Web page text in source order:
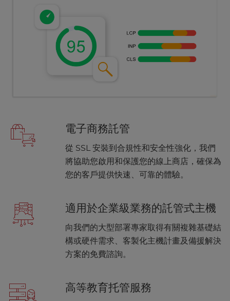
電子商務託管
從 SSL 安裝到合規性和安全性強化，我們
將協助您啟用和保護您的線上商店，確保為
您的客戶提供快速、可靠的體驗。
適用於企業級業務的託管式主機
向我們的大型部署專家取得有關複雜基礎結
構或硬件需求、客製化主機計畫及備援解決
方案的免費諮詢。
高等教育托管服務